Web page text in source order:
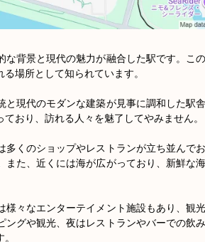
背景と現代の魅力が融合した駅です。こ
場所として知られています。
現代のモダンな建築が見事に調和した駅
おり、訪れる人々を魅了してやみません。
くのショップやレストランが立ち並んで
た、近くには海が広がっており、新鮮な
々なエンターテイメント施設もあり、観
ングや観光、夜はレストランやバーでの飲